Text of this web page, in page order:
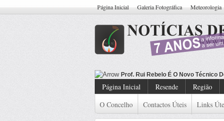
Página Inicial Galeria Fotográfica Meteorologia
Treinador De Fu
Página Inicial Resende Região
O Concelho
Contactos Úteis Links